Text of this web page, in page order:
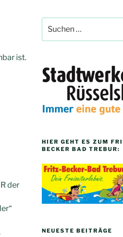
ist.
der
nach:
HIER GEHT ES ZUM
BECKER BAD TREBUR:
NEUESTE BEITRÄGE